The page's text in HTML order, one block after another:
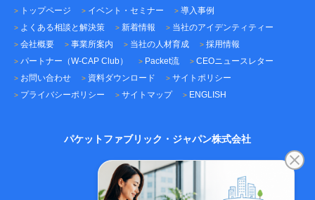
トップページ イベント・セミナー
導入事例
よくある相談と解決策
新着情報
当社のアイデンティティー
会社概要
事業所案内 当社の人材育成
採用情報
パートナー（W-CAP Club）
Packet流
CEOニュースレター
お問い合わせ
資料ダウンロード
サイトポリシー
プライバシーポリシー
サイトマップ ENGLISH
パケットファブリック・ジャパン株式会社
〒101-0045
東京都千代田区神田鍛冶町3-3-12
神田鍛冶町千歳ビル7F